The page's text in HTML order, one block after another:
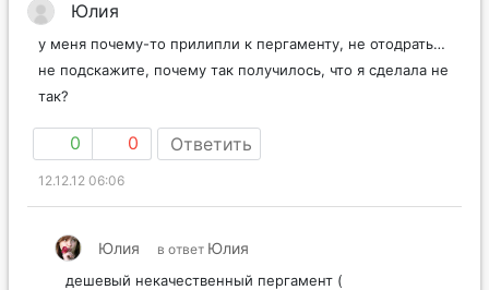
Юлия
у меня почему-то прилипли к пергаменту, не отодрать…
не подскажите, почему так получилось, что я сделала не
так?
0 0 Ответить
12.12.12 06:06
Юлия в ответ Юлия
дешевый некачественный пергамент (